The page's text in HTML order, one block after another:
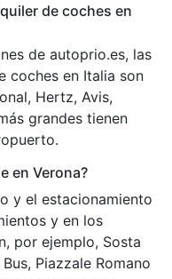
de coches en
de autoprio.es, las
coches en Italia son
Hertz, Avis,
grandes tienen
en Verona?
y el estacionamiento
y en los
por ejemplo, Sosta
Piazzale Romano